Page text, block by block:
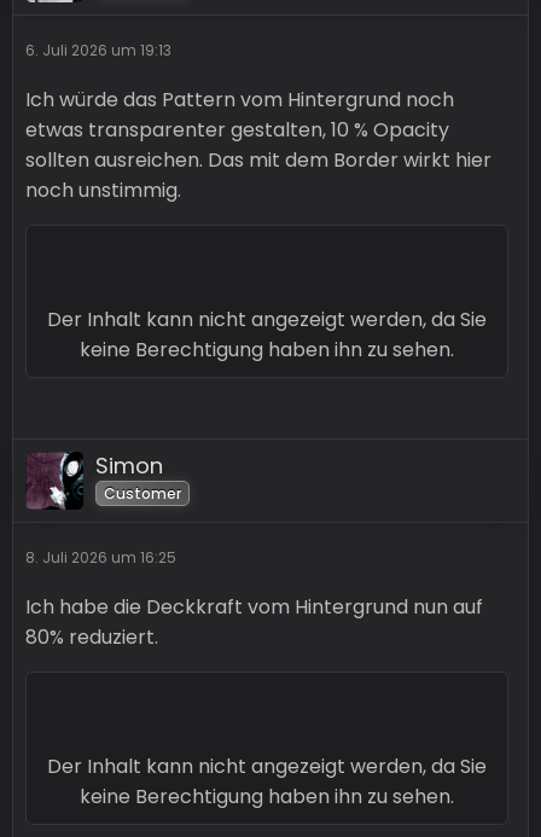
ob das ausreicht:
https://webaim.org/resources/contrastchecke
r/
oder ob es nur am Screenshot liegt.
Ansonsten good Work 💪
Die Sahne auf dem Kuchen, ne, die Kirsche auf
der Sahne? Oder wie hießt das? Du weißt schon
was ich meine, das wäre ein cooles Logo für das
Projekt 👀
6. Juli 2026 um 19:13
Ich würde das Pattern vom Hintergrund noch
etwas transparenter gestalten, 10 % Opacity
sollten ausreichen. Das mit dem Border wirkt hier
noch unstimmig.
Der Inhalt kann nicht angezeigt werden, da Sie
keine Berechtigung haben ihn zu sehen.
Simon
Customer
8. Juli 2026 um 16:25
Ich habe die Deckkraft vom Hintergrund nun auf
80% reduziert.
Der Inhalt kann nicht angezeigt werden, da Sie
keine Berechtigung haben ihn zu sehen.